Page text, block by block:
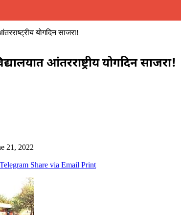
योगदिन साजरा!
आंतरराष्ट्रीय योगदिन साजरा!
21, 2022
Telegram Share via Email Print